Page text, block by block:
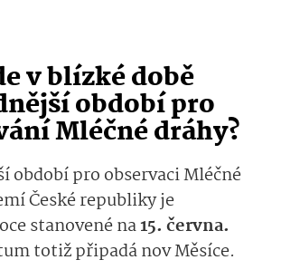
v blízké době
období pro
Mléčné dráhy?
období pro observaci Mléčné
České republiky je
stanovené na15. června.
totiž připadá nov Měsíce.